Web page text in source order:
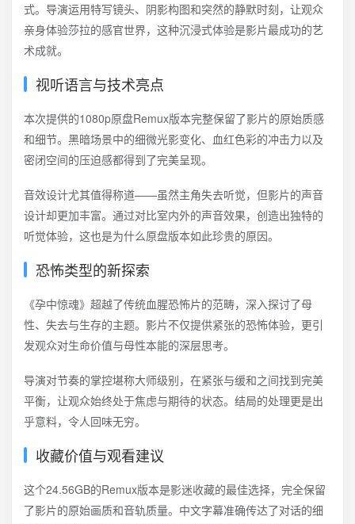
式。导演运用特写镜头、阴影构图和突然的静默时刻，让观众
亲身体验莎拉的感官世界，这种沉浸式体验是影片最成功的艺
术成就。
视听语言与技术亮点
本次提供的1080p原盘Remux版本完整保留了影片的原始质感
和细节。黑暗场景中的细微光影变化、血红色彩的冲击力以及
密闭空间的压迫感都得到了完美呈现。
音效设计尤其值得称道——虽然主角失去听觉，但影片的声音
设计却更加丰富。通过对比室内外的声音效果，创造出独特的
听觉体验，这也是为什么原盘版本如此珍贵的原因。
恐怖类型的新探索
《孕中惊魂》超越了传统血腥恐怖片的范畴，深入探讨了母
性、失去与生存的主题。影片不仅提供紧张的恐怖体验，更引
发观众对生命价值与母性本能的深层思考。
导演对节奏的掌控堪称大师级别，在紧张与缓和之间找到完美
平衡，让观众始终处于焦虑与期待的状态。结局的处理更是出
乎意料，令人回味无穷。
收藏价值与观看建议
这个24.56GB的Remux版本是影迷收藏的最佳选择，完全保留
了影片的原始画质和音轨质量。中文字幕准确传达了对话的细